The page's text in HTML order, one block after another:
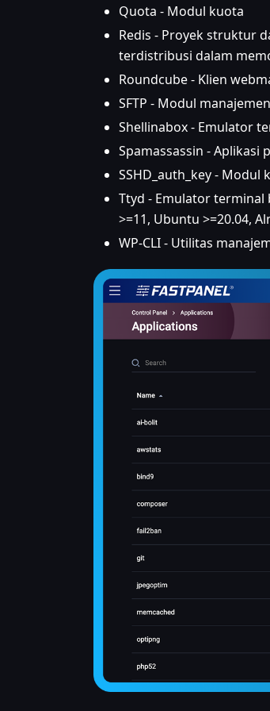
Quota - Modul kuota
Redis - Proyek struktur
terdistribusi dalam
Roundcube - Klien
SFTP - Modul
Shellinabox - Emulator
Spamassassin - Aplikasi
SSHD_auth_key - Modul
Ttyd - Emulator
>=11, Ubuntu >=20.04,
WP-CLI - Utilitas